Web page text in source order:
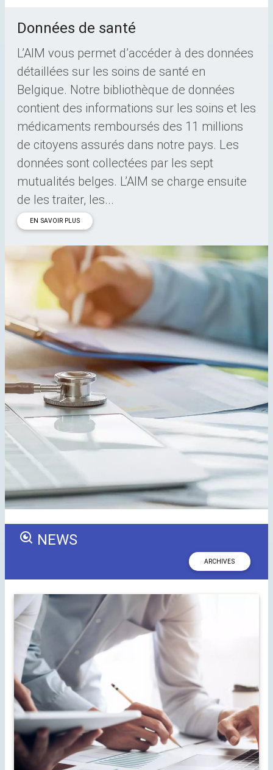
Données de santé
L’AIM vous permet d’accéder à des données
détaillées sur les soins de santé en
Belgique. Notre bibliothèque de données
contient des informations sur les soins et les
médicaments remboursés des 11 millions
de citoyens assurés dans notre pays. Les
données sont collectées par les sept
mutualités belges. L’AIM se charge ensuite
de les traiter, les...
EN SAVOIR PLUS
NEWS
ARCHIVES